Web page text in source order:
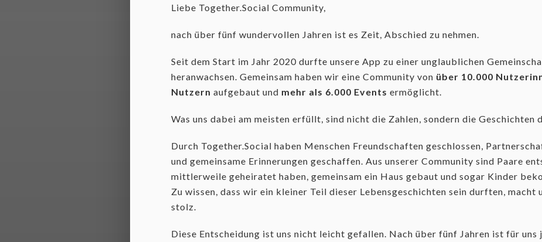
Liebe Together.Social Community,
nach über fünf wundervollen Jahren ist es Zeit, Abschied zu nehmen.
Seit dem Start im Jahr 2020 durfte unsere App zu einer unglaublichen
heranwachsen. Gemeinsam haben wir eine Community von über 10.000
Nutzern aufgebaut und mehr als 6.000 Events ermöglicht.
Was uns dabei am meisten erfüllt, sind nicht die Zahlen, sondern die Geschichten
Durch Together.Social haben Menschen Freundschaften geschlossen,
und gemeinsame Erinnerungen geschaffen. Aus unserer Community sind Paare
mittlerweile geheiratet haben, gemeinsam ein Haus gebaut und sogar Kinder
Zu wissen, dass wir ein kleiner Teil dieser Lebensgeschichten sein durften, macht
stolz.
Diese Entscheidung ist uns nicht leicht gefallen. Nach über fünf Jahren ist für uns